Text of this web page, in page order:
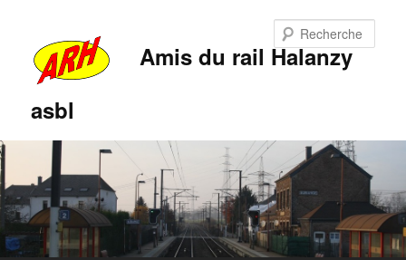
Amis du rail Halanzy
asbl